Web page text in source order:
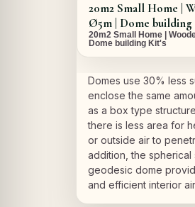
20m2 Small Home |
Ø5m | Dome building
20m2 Small Home |
Dome building Kit's
Domes use 30% less
enclose the same
as a box type
there is less area for
or outside air to
addition, the spherical
geodesic dome
and efficient interior